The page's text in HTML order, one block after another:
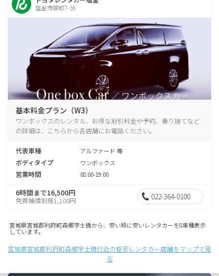
塩釜市錦町7-36
基本料金プラン（W3）
ワンボックスのレンタル、お得な割引料金や予約、乗り捨てなど
の詳細は、こちらから各店舗にお電話ください。
代表車種 アルファード 等
ボディタイプ ワンボックス
営業時間 08:00-19:00
6時間まで16,500円
免責補償制度1,100円 022-364-0100
宮城県宮城郡利府町森郷字土橋から、安い順に安いレンタカーを8車種表示
しています。
宮城県宮城郡利府町森郷字土橋付近の格安レンタカー店舗をマップで見
る